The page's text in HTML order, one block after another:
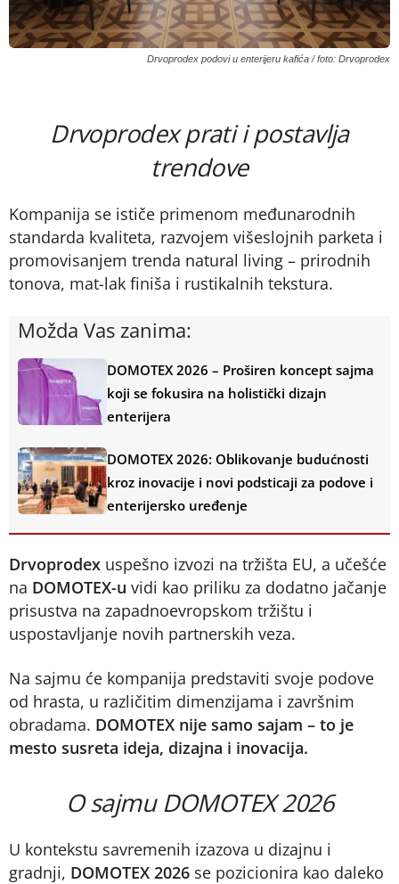
Drvoprodex podovi u enterijeru kafića / foto: Drvoprodex
Drvoprodex prati i postavlja
trendove
Kompanija se ističe primenom međunarodnih
standarda kvaliteta, razvojem višeslojnih parketa i
promovisanjem trenda natural living – prirodnih
tonova, mat-lak finiša i rustikalnih tekstura.
Možda Vas zanima:
DOMOTEX 2026 – Proširen koncept sajma
koji se fokusira na holistički dizajn
enterijera
DOMOTEX 2026: Oblikovanje budućnosti
kroz inovacije i novi podsticaji za podove i
enterijersko uređenje
Drvoprodex uspešno izvozi na tržišta EU, a učešće
na DOMOTEX-u vidi kao priliku za dodatno jačanje
prisustva na zapadnoevropskom tržištu i
uspostavljanje novih partnerskih veza.
Na sajmu će kompanija predstaviti svoje podove
od hrasta, u različitim dimenzijama i završnim
obradama. DOMOTEX nije samo sajam – to je
mesto susreta ideja, dizajna i inovacija.
O sajmu DOMOTEX 2026
U kontekstu savremenih izazova u dizajnu i
gradnji, DOMOTEX 2026 se pozicionira kao daleko